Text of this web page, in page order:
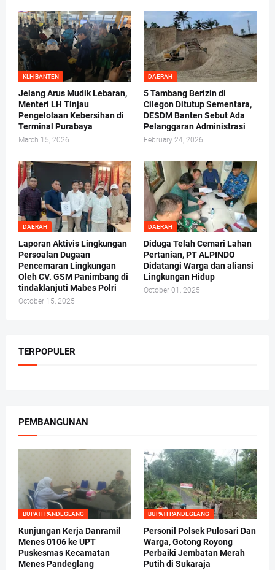
KLH BANTEN
Jelang Arus Mudik Lebaran,
Menteri LH Tinjau
Pengelolaan Kebersihan di
Terminal Purabaya
March 15, 2026
DAERAH
5 Tambang Berizin di
Cilegon Ditutup Sementara,
DESDM Banten Sebut Ada
Pelanggaran Administrasi
February 24, 2026
DAERAH
Laporan Aktivis Lingkungan
Persoalan Dugaan
Pencemaran Lingkungan
Oleh CV. GSM Panimbang di
tindaklanjuti Mabes Polri
October 15, 2025
DAERAH
Diduga Telah Cemari Lahan
Pertanian, PT ALPINDO
Didatangi Warga dan aliansi
Lingkungan Hidup
October 01, 2025
TERPOPULER
PEMBANGUNAN
BUPATI PANDEGLANG
Kunjungan Kerja Danramil
Menes 0106 ke UPT
Puskesmas Kecamatan
Menes Pandeglang
BUPATI PANDEGLANG
Personil Polsek Pulosari Dan
Warga, Gotong Royong
Perbaiki Jembatan Merah
Putih di Sukaraja